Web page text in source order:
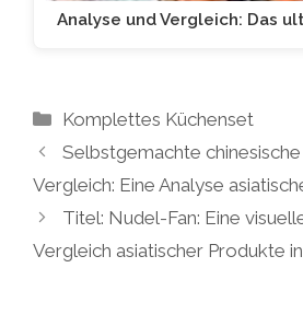
Analyse und Vergleich: Das
Kategorien
Komplettes Küchenset
Selbstgemachte
Vergleich: Eine Analyse
Titel: Nudel-Fan: Eine
Vergleich asiatischer Produkte